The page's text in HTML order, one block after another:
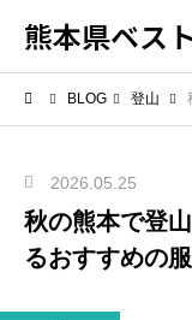
熊本県ベス
BLOG 登山
2026.05.25
秋の熊本で登
るおすすめの